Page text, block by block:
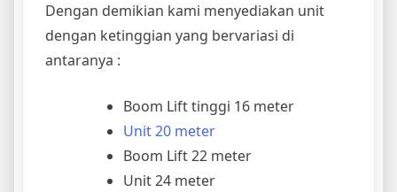
Dengan demikian kami menyediakan unit
dengan ketinggian yang bervariasi di
antaranya :
Boom Lift tinggi 16 meter
Unit 20 meter
Boom Lift 22 meter
Unit 24 meter